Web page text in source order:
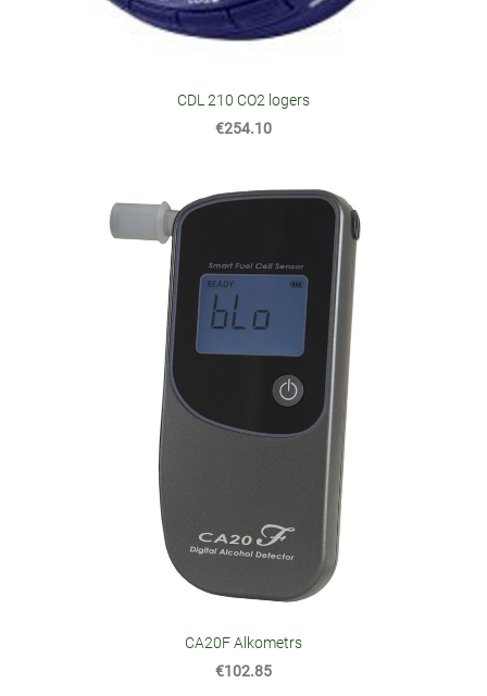
CDL 210 CO2 logers
€254.10
CA20F Alkometrs
€102.85